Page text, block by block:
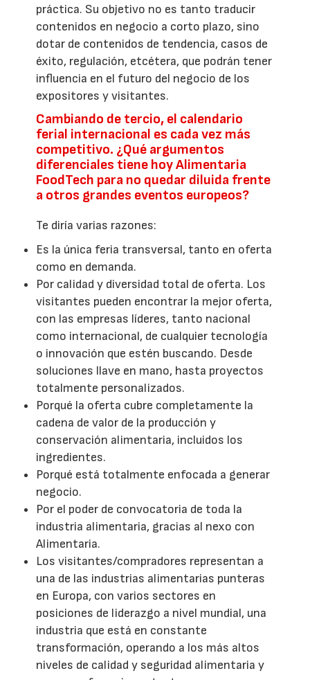
práctica. Su objetivo no es tanto traducir
contenidos en negocio a corto plazo, sino
dotar de contenidos de tendencia, casos de
éxito, regulación, etcétera, que podrán tener
influencia en el futuro del negocio de los
expositores y visitantes.
Cambiando de tercio, el calendario
ferial internacional es cada vez más
competitivo. ¿Qué argumentos
diferenciales tiene hoy Alimentaria
FoodTech para no quedar diluida frente
a otros grandes eventos europeos?
Te diría varias razones:
Es la única feria transversal, tanto en oferta
como en demanda.
Por calidad y diversidad total de oferta. Los
visitantes pueden encontrar la mejor oferta,
con las empresas líderes, tanto nacional
como internacional, de cualquier tecnología
o innovación que estén buscando. Desde
soluciones llave en mano, hasta proyectos
totalmente personalizados.
Porqué la oferta cubre completamente la
cadena de valor de la producción y
conservación alimentaria, incluidos los
ingredientes.
Porqué está totalmente enfocada a generar
negocio.
Por el poder de convocatoria de toda la
industria alimentaria, gracias al nexo con
Alimentaria.
Los visitantes/compradores representan a
una de las industrias alimentarias punteras
en Europa, con varios sectores en
posiciones de liderazgo a nivel mundial, una
industria que está en constante
transformación, operando a los más altos
niveles de calidad y seguridad alimentaria y